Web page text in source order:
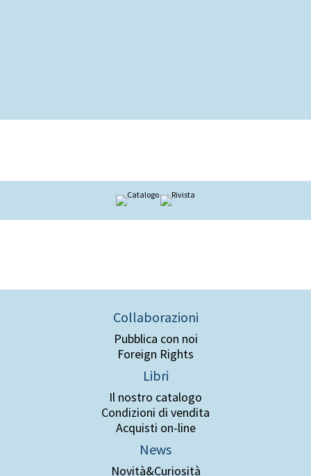
Collaborazioni
Pubblica con noi
Foreign Rights
Libri
Il nostro catalogo
Condizioni di vendita
Acquisti on-line
News
Novità&Curiosità